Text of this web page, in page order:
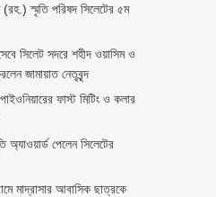
(রহ.) স্মৃতি পরিষদ সিলেটের ৫ম
সিলেট সদরে শহীদ ওয়াসিম ও
জামায়াত নেতৃবৃন্দ
ফাস্ট মিটিং ও কলার
অ্যাওয়ার্ড পেলেন সিলেটের
মাদ্রাসার আবাসিক ছাত্রকে